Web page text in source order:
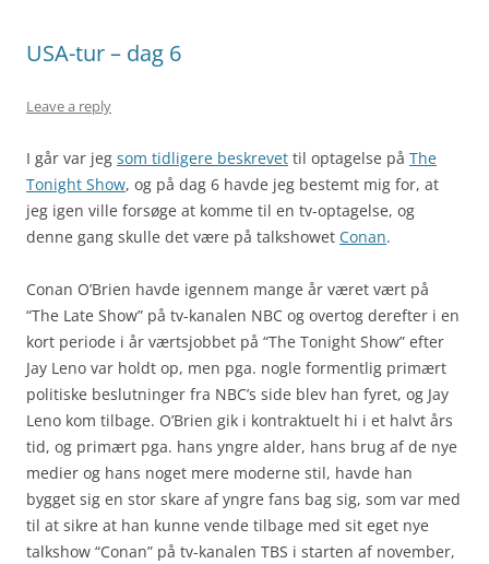
USA-tur – dag 6
Leave a reply
I går var jeg som tidligere beskrevet til optagelse på The
Tonight Show, og på dag 6 havde jeg bestemt mig for, at
jeg igen ville forsøge at komme til en tv-optagelse, og
denne gang skulle det være på talkshowet Conan.
Conan O’Brien havde igennem mange år været vært på
“The Late Show” på tv-kanalen NBC og overtog derefter i en
kort periode i år værtsjobbet på “The Tonight Show” efter
Jay Leno var holdt op, men pga. nogle formentlig primært
politiske beslutninger fra NBC’s side blev han fyret, og Jay
Leno kom tilbage. O’Brien gik i kontraktuelt hi i et halvt års
tid, og primært pga. hans yngre alder, hans brug af de nye
medier og hans noget mere moderne stil, havde han
bygget sig en stor skare af yngre fans bag sig, som var med
til at sikre at han kunne vende tilbage med sit eget nye
talkshow “Conan” på tv-kanalen TBS i starten af november,